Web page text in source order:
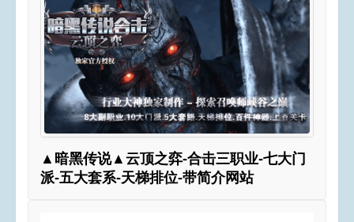
▲暗黑传说▲云顶之弈-合击三职业-七大门
派-五大套系-天梯排位-带简介网站